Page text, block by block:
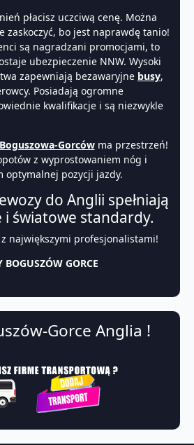
płacisz uczciwą cenę. Można
zaskoczyć, bo jest naprawdę tanio!
są nagradzani promocjami, to
ubezpieczenie NNW. Wysoki
zapewniają bezawaryjne busy,
Posiadają ogromne
kwalifikacje i są niezwykle
Gorcówma przestrzeń!
z wyprostowaniem nóg i
optymalnej pozycji jazdy.
do Anglii spełniają
i światowe standardy.
największymi profesjonalistami!
BOGUSZÓW GORCE
Gorce Anglia !